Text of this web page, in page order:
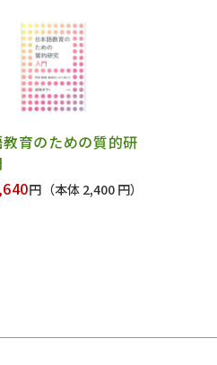
教育のための質的研
円 （本体 2,400 円）